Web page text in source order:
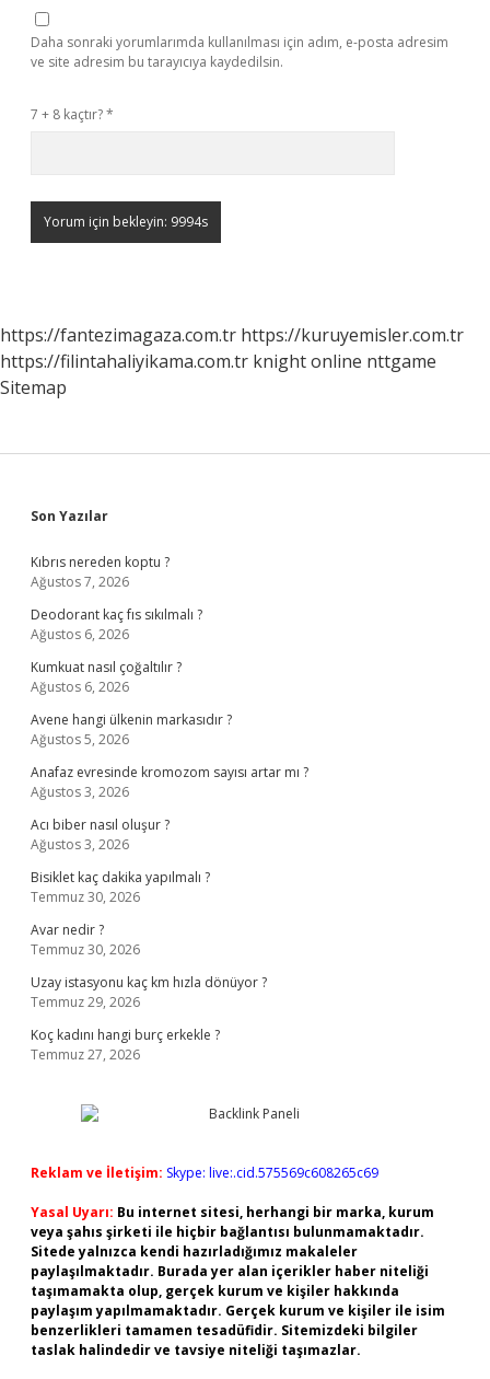
Daha sonraki yorumlarımda kullanılması için adım, e-posta adresim
ve site adresim bu tarayıcıya kaydedilsin.
7 + 8 kaçtır?*
https://fantezimagaza.com.tr https://kuruyemisler.com.tr
https://filintahaliyikama.com.tr knight online nttgame
Sitemap
Sidebar
Son Yazılar
Kıbrıs nereden koptu ?
Ağustos 7, 2026
Deodorant kaç fıs sıkılmalı ?
Ağustos 6, 2026
Kumkuat nasıl çoğaltılır ?
Ağustos 6, 2026
Avene hangi ülkenin markasıdır ?
Ağustos 5, 2026
Anafaz evresinde kromozom sayısı artar mı ?
Ağustos 3, 2026
Acı biber nasıl oluşur ?
Ağustos 3, 2026
Bisiklet kaç dakika yapılmalı ?
Temmuz 30, 2026
Avar nedir ?
Temmuz 30, 2026
Uzay istasyonu kaç km hızla dönüyor ?
Temmuz 29, 2026
Koç kadını hangi burç erkekle ?
Temmuz 27, 2026
Reklam ve İletişim: Skype: live:.cid.575569c608265c69
Yasal Uyarı: Bu internet sitesi, herhangi bir marka, kurum
veya şahıs şirketi ile hiçbir bağlantısı bulunmamaktadır.
Sitede yalnızca kendi hazırladığımız makaleler
paylaşılmaktadır. Burada yer alan içerikler haber niteliği
taşımamakta olup, gerçek kurum ve kişiler hakkında
paylaşım yapılmamaktadır. Gerçek kurum ve kişiler ile isim
benzerlikleri tamamen tesadüfidir. Sitemizdeki bilgiler
taslak halindedir ve tavsiye niteliği taşımazlar.